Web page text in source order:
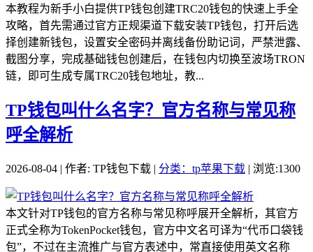
本教程为新手小白提供TP钱包创建TRC20钱包的快速上手全
攻略，首先需通过官方正规渠道下载安装TP钱包，打开后选
择创建新钱包，设置安全密码并离线备份助记词，严禁泄露、
截图分享，完成基础钱包创建后，在钱包内切换至波场TRON
链，即可生成专属TRC20钱包地址，教...
TP钱包叫什么名字？官方名称与常见称
呼全解析
2026-08-04 | 作者: TP钱包下载 | 分类：tp苹果下载 | 浏览:1300
本文针对TP钱包的官方名称与常见称呼展开全解析，其官方
正式全称为TokenPocket钱包，官方中文名可译为“代币口袋钱
包”，不过在主流推广与官方表述中，常直接使用英文名称